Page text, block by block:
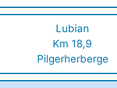
Lubian
Km 18,9
Pilgerherberge